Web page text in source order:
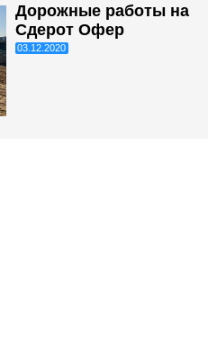
Дорожные работы на
Сдерот Офер
03.12.2020